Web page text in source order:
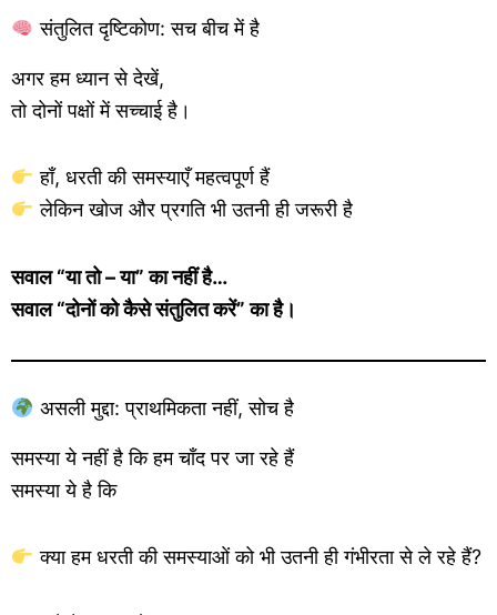
संतुलित दृष्टिकोण: सच बीच में है
अगर हम ध्यान से देखें,
तो दोनों पक्षों में सच्चाई है।
हाँ, धरती की समस्याएँ महत्वपूर्ण हैं
लेकिन खोज और प्रगति भी उतनी ही जरूरी है
सवाल “या तो – या” का नहीं है…
सवाल “दोनों को कैसे संतुलित करें” का है।
असली मुद्दा: प्राथमिकता नहीं, सोच है
समस्या ये नहीं है कि हम चाँद पर जा रहे हैं
समस्या ये है कि
क्या हम धरती की समस्याओं को भी उतनी ही गंभीरता से ले रहे हैं?